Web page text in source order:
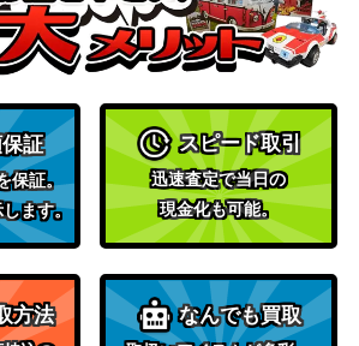
S
】
サン＆ムーン
（タッグオールスター
ズ）
40,000
【S
スカーレット＆バイオ
（ナイトワンダラー）
150
姉さ
069/
ソード&シールド
（ムゲンゾーン）
10,000
【s2 0
ソード&シールド
（反逆クラッシュ）
200
証
保証。
ます。
スピード取引
迅速査定で当日の
現金化も可能。
方法 なんでも買取